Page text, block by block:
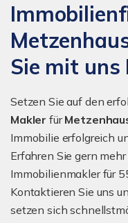
Sie mit
Setzen Sie auf den
Makler für
Immobilie erfolgreich
Erfahren Sie gern
Immobilienmakler für
Kontaktieren Sie uns
setzen sich